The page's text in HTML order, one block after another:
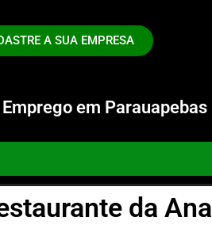
A SUA EMPRESA
em Parauapebas
da Ana